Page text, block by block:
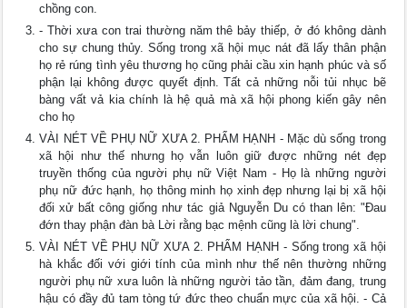
chồng con.
- Thời xưa con trai thường năm thê bảy thiếp, ở đó không dành
cho sự chung thủy. Sống trong xã hội mục nát đã lấy thân phận
họ rẻ rúng tình yêu thương họ cũng phải cầu xin hạnh phúc và số
phận lại không được quyết định. Tất cả những nỗi tủi nhục bẽ
bàng vất vả kia chính là hệ quả mà xã hội phong kiến gây nên
cho họ
VÀI NÉT VỀ PHỤ NỮ XƯA 2. PHẨM HẠNH - Mặc dù sống trong
xã hội như thế nhưng họ vẫn luôn giữ được những nét đẹp
truyền thống của người phụ nữ Việt Nam - Họ là những người
phụ nữ đức hạnh, họ thông minh họ xinh đẹp nhưng lại bị xã hội
đối xử bất công giống như tác giả Nguyễn Du có than lên: "Đau
đớn thay phận đàn bà Lời rằng bạc mệnh cũng là lời chung".
VÀI NÉT VỀ PHỤ NỮ XƯA 2. PHẨM HẠNH - Sống trong xã hội
hà khắc đối với giới tính của mình như thế nên thường những
người phụ nữ xưa luôn là những người tảo tần, đảm đang, trung
hậu có đầy đủ tam tòng tứ đức theo chuẩn mực của xã hội. - Cả